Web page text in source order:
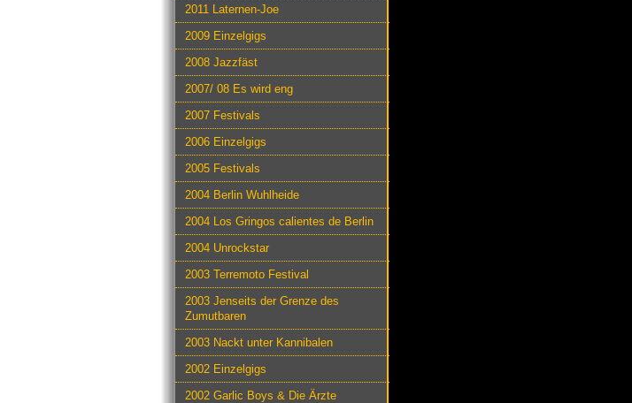
2011 Laternen-Joe
2009 Einzelgigs
2008 Jazzfäst
2007/ 08 Es wird eng
2007 Festivals
2006 Einzelgigs
2005 Festivals
2004 Berlin Wuhlheide
2004 Los Gringos calientes de Berlin
2004 Unrockstar
2003 Terremoto Festival
2003 Jenseits der Grenze des
Zumutbaren
2003 Nackt unter Kannibalen
2002 Einzelgigs
2002 Garlic Boys & Die Ärzte